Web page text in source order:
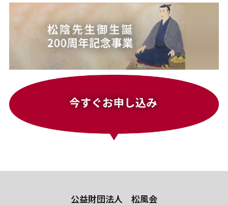
公益財団法人 松風会